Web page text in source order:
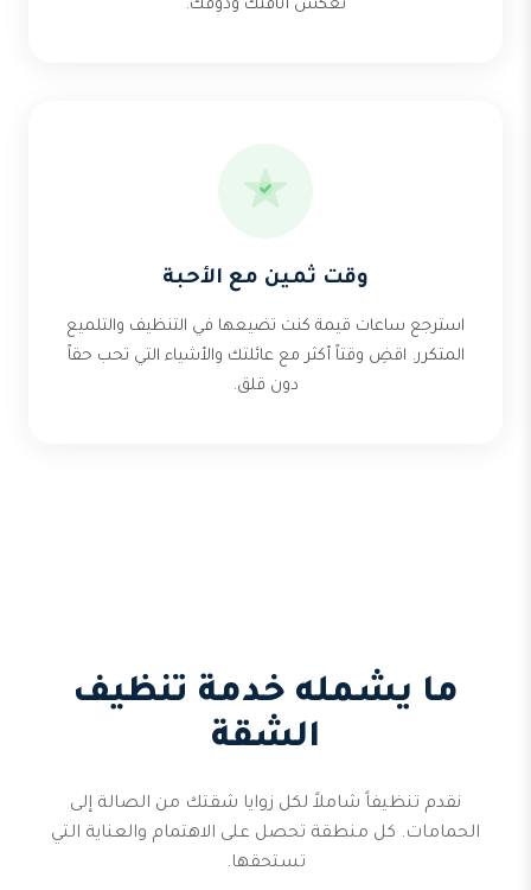
تعكس أناقتك وذوقك.
وقت ثمين مع الأحبة
استرجع ساعات قيمة كنت تضيعها في التنظيف والتلميع
المتكرر. اقضِ وقتاً أكثر مع عائلتك والأشياء التي تحب حقاً
دون قلق.
ما يشمله خدمة تنظيف
الشقة
نقدم تنظيفاً شاملاً لكل زوايا شقتك من الصالة إلى
الحمامات. كل منطقة تحصل على الاهتمام والعناية التي
تستحقها.